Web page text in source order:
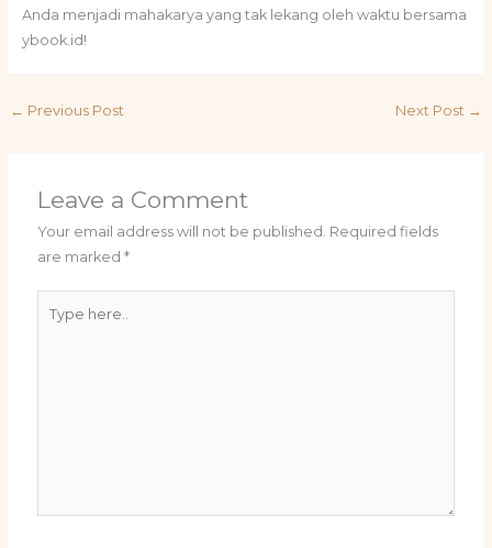
Anda menjadi mahakarya yang tak lekang oleh waktu bersama
ybook.id!
← Previous Post Next Post →
Leave a Comment
Your email address will not be published. Required fields
are marked*
here..